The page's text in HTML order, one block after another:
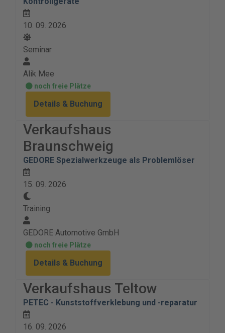
10. 09. 2026
Seminar
Alik Mee
noch freie Plätze
Details & Buchung
Verkaufshaus
Braunschweig
GEDORE Spezialwerkzeuge als Problemlöser
15. 09. 2026
Training
GEDORE Automotive GmbH
noch freie Plätze
Details & Buchung
Verkaufshaus Teltow
PETEC - Kunststoffverklebung und -reparatur
16. 09. 2026